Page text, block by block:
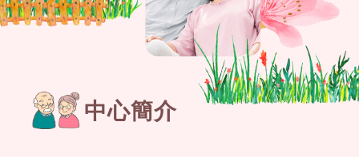
中心簡介